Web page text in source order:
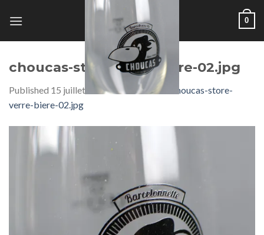
0
choucas-store-verre-biere-02.jpg
Published 15 juillet 2019at 800 × 800in
choucas-store-
verre-biere-02.jpg